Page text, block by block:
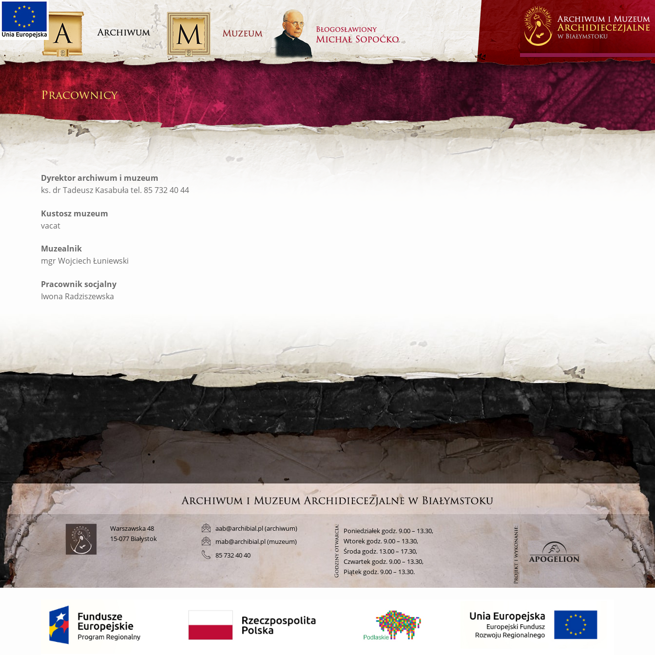
Przeskocz
treści
Pracownicy
Dyrektor archiwum i muzeum
ks. dr Tadeusz Kasabuła tel. 85 732 40 44
Kustosz muzeum
vacat
Muzealnik
mgr Wojciech Łuniewski
Pracownik socjalny
Iwona Radziszewska
Warszawska 48
15-077 Białystok
aab@archibial.pl (archiwum)
mab@archibial.pl (muzeum)
85 732 40 40
Poniedziałek godz. 9.00 – 13.30,
Wtorek godz. 9.00 – 13.30,
Środa godz. 13.00 – 17.30,
Czwartek godz. 9.00 – 13.30,
Piątek godz. 9.00 – 13.30.